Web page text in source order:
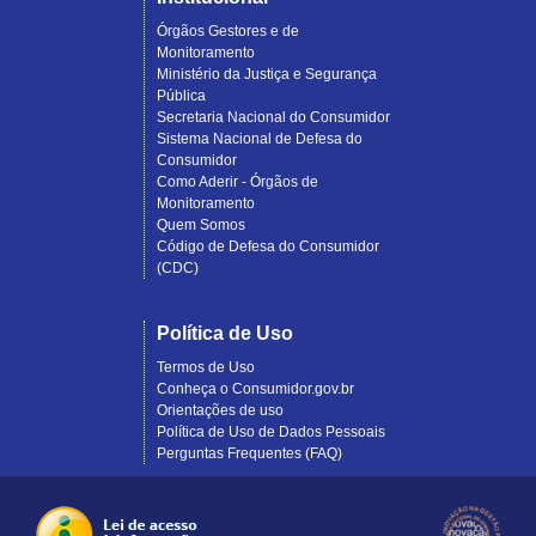
Órgãos Gestores e de
Monitoramento
Ministério da Justiça e Segurança
Pública
Secretaria Nacional do Consumidor
Sistema Nacional de Defesa do
Consumidor
Como Aderir - Órgãos de
Monitoramento
Quem Somos
Código de Defesa do Consumidor
(CDC)
Política de Uso
Termos de Uso
Conheça o Consumidor.gov.br
Orientações de uso
Política de Uso de Dados Pessoais
Perguntas Frequentes (FAQ)